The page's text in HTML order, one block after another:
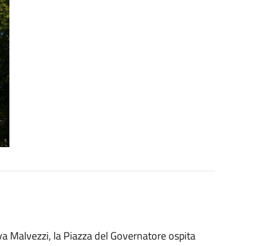
Malvezzi, la Piazza del Governatore ospita